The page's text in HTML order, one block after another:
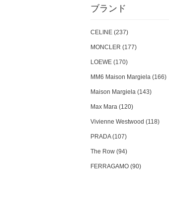
ブランド
CELINE (237)
MONCLER (177)
LOEWE (170)
MM6 Maison Margiela (166)
Maison Margiela (143)
Max Mara (120)
Vivienne Westwood (118)
PRADA (107)
The Row (94)
FERRAGAMO (90)